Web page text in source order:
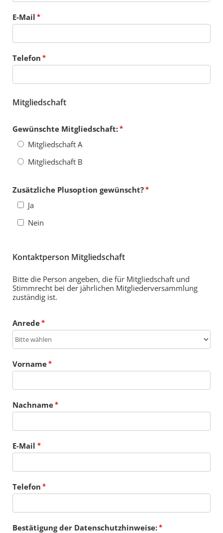
E-Mail
Telefon
Mitgliedschaft
Gewünschte Mitgliedschaft:
Mitgliedschaft A
Mitgliedschaft B
Zusätzliche Plusoption gewünscht?
Ja
Nein
Kontaktperson Mitgliedschaft
Bitte die Person angeben, die für Mitgliedschaft und
Stimmrecht bei der jährlichen Mitgliederversammlung
zuständig ist.
Anrede
Vorname
Nachname
E-Mail
Telefon
Bestätigung der Datenschutzhinweise: